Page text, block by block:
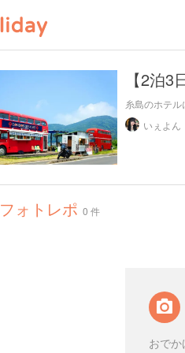
【2泊
糸島のホテ
いぇよん
フォトレポ 0 件
おで